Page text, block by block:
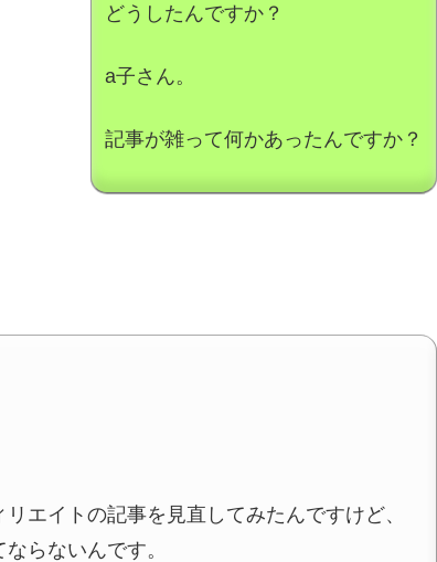
どうしたんですか？
a子さん。
記事が雑って何かあったんですか？
エイトの記事を見直してみたんですけど、
らないんです。